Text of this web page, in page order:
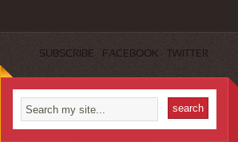
SUBSCRIBE FACEBOOK TWITTER